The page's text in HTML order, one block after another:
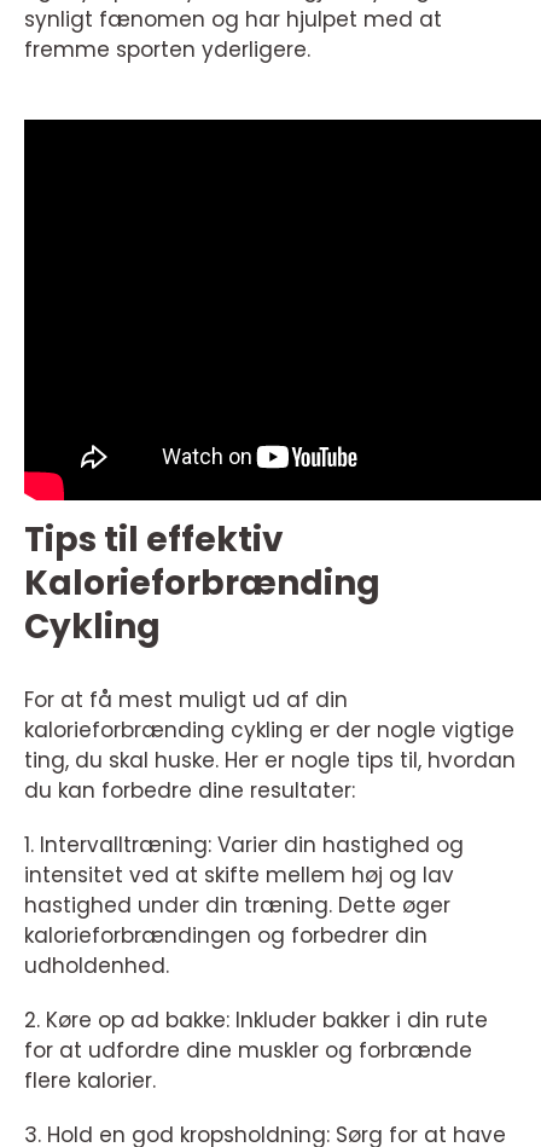
synligt fænomen og har hjulpet med at
fremme sporten yderligere.
Tips til effektiv
Kalorieforbrænding
Cykling
For at få mest muligt ud af din
kalorieforbrænding cykling er der nogle vigtige
ting, du skal huske. Her er nogle tips til, hvordan
du kan forbedre dine resultater:
1. Intervalltræning: Varier din hastighed og
intensitet ved at skifte mellem høj og lav
hastighed under din træning. Dette øger
kalorieforbrændingen og forbedrer din
udholdenhed.
2. Køre op ad bakke: Inkluder bakker i din rute
for at udfordre dine muskler og forbrænde
flere kalorier.
3. Hold en god kropsholdning: Sørg for at have